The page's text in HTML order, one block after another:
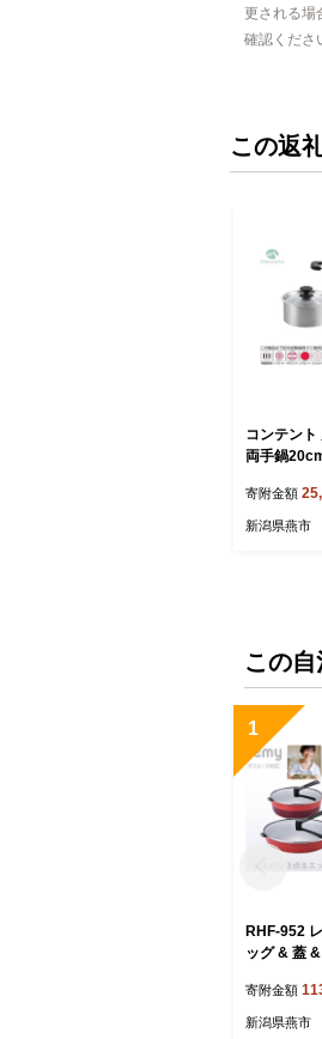
更される場
確認くださ
この返
コンテン
両手鍋
寄附金額
新潟県燕市
この
1
RHF-952
ッグ & 蓋
寄附金額
新潟県燕市